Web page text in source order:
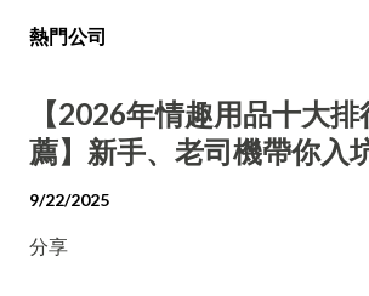
熱門公司
【2026年情趣用品十大
薦】新手、老司機帶你入
9/22/2025
分享